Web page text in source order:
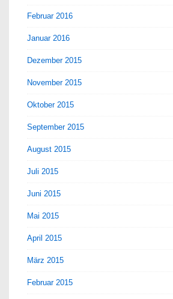
Februar 2016
Januar 2016
Dezember 2015
November 2015
Oktober 2015
September 2015
August 2015
Juli 2015
Juni 2015
Mai 2015
April 2015
März 2015
Februar 2015